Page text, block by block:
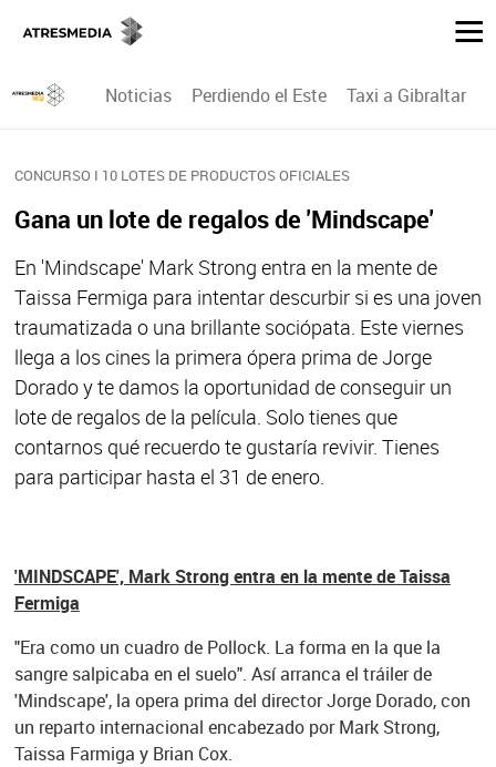
Noticias Perdiendo el Este Taxi a Gibraltar
CONCURSO I 10 LOTES DE PRODUCTOS OFICIALES
Gana un lote de regalos de 'Mindscape'
En 'Mindscape' Mark Strong entra en la mente de
Taissa Fermiga para intentar descurbir si es una joven
traumatizada o una brillante sociópata. Este viernes
llega a los cines la primera ópera prima de Jorge
Dorado y te damos la oportunidad de conseguir un
lote de regalos de la película. Solo tienes que
contarnos qué recuerdo te gustaría revivir. Tienes
para participar hasta el 31 de enero.
'MINDSCAPE', Mark Strong entra en la mente de Taissa
Fermiga
"Era como un cuadro de Pollock. La forma en la que la
sangre salpicaba en el suelo". Así arranca el tráiler de
'Mindscape', la opera prima del director Jorge Dorado, con
un reparto internacional encabezado por Mark Strong,
Taissa Farmiga y Brian Cox.